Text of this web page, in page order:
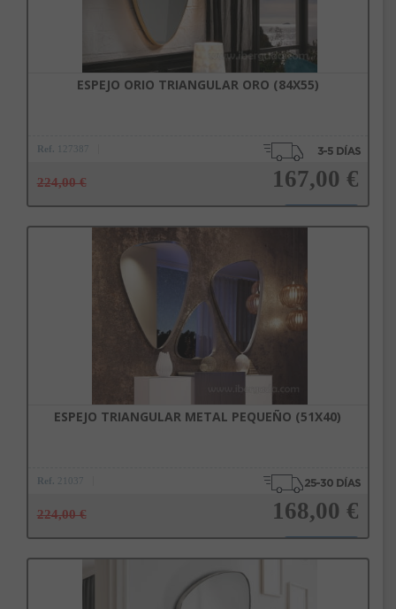
ESPEJO ORIO TRIANGULAR ORO (84X55)
Ref. 127387
224,00 € 167,00 €
Añadir a la cesta
ESPEJO TRIANGULAR METAL PEQUEÑO (51X40)
Ref. 21037
224,00 € 168,00 €
Añadir a la cesta